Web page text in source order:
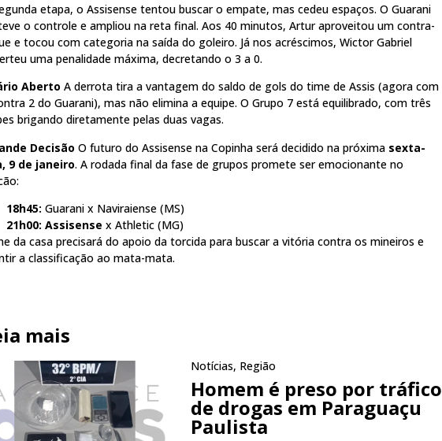
etapa, o Assisense tentou buscar o empate, mas cedeu espaços. O Guarani
o controle e ampliou na reta final. Aos 40 minutos, Artur aproveitou um contra-
e tocou com categoria na saída do goleiro. Já nos acréscimos, Wictor Gabriel
uma penalidade máxima, decretando o 3 a 0.
Aberto A derrota tira a vantagem do saldo de gols do time de Assis (agora com
2 do Guarani), mas não elimina a equipe. O Grupo 7 está equilibrado, com três
brigando diretamente pelas duas vagas.
Decisão O futuro do Assisense na Copinha será decidido na próxima sexta-
9 de janeiro. A rodada final da fase de grupos promete ser emocionante no
18h45: Guarani x Naviraiense (MS)
21h00: Assisense x Athletic (MG)
da casa precisará do apoio da torcida para buscar a vitória contra os mineiros e
a classificação ao mata-mata.
mais
Notícias, Região
Homem é preso por tráfico
de drogas em Paraguaçu
Paulista